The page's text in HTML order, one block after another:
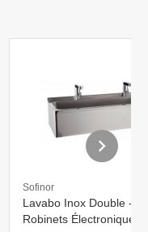
Sofinor
Lavabo Inox Double - 2
Robinets Électroniques -